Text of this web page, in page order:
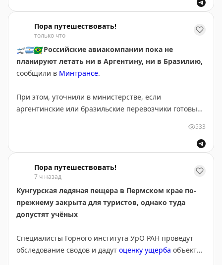
выявлены и понести ответственность.
Как и ранее СГБ, премьер заявил, что информация о
якобы недружественном отношении в Грузии к
россиянам была опубликована с фейковых аккаунтов,
созданных за пределами республики. Затем эти
оппозиционно настроенные к действующей
грузинской власти.
Пора путешествовать!
только что
🛫🇦🇷🇧🇷 Российские авиакомпании пока не
планируют летать ни в Аргентину, ни в Бразилию,
сообщили в Минтрансе.
При этом, уточнили в министерстве, если
аргентинские или бразильские перевозчики готовы
ранее относительно возобновления авиасообщения
междуРоссиейиМексикой: мы – нет, будет желание
противоположной стороны – почему нет?
В феврале текущего года наш министр транспорта
Андрей Никитинотмечал
государств. По его словам, Россия готова создать
комфортные условия для бразильских перевозчиков,
533
Пора путешествовать!
7 ч назад
Кунгурская ледяная пещера в Пермском крае по-
прежнему закрыта для туристов, однако туда
допустят учёных
Специалисты Горного института УрО РАН проведут
обследование сводов и дадут оценку ущерба объекта